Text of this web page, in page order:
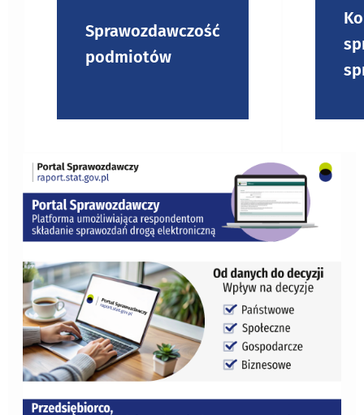
Sprawozdawczość
podmiotów